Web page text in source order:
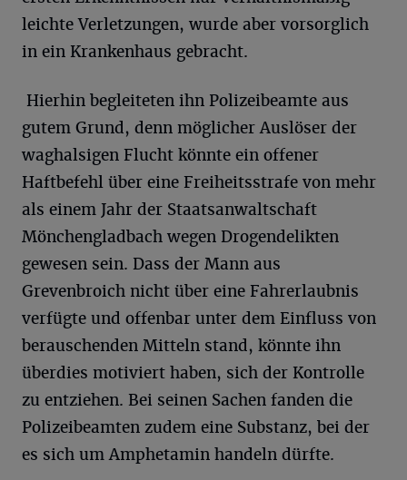
leichte Verletzungen, wurde aber vorsorglich
in ein Krankenhaus gebracht.
Hierhin begleiteten ihn Polizeibeamte aus
gutem Grund, denn möglicher Auslöser der
waghalsigen Flucht könnte ein offener
Haftbefehl über eine Freiheitsstrafe von mehr
als einem Jahr der Staatsanwaltschaft
Mönchengladbach wegen Drogendelikten
gewesen sein. Dass der Mann aus
Grevenbroich nicht über eine Fahrerlaubnis
verfügte und offenbar unter dem Einfluss von
berauschenden Mitteln stand, könnte ihn
überdies motiviert haben, sich der Kontrolle
zu entziehen. Bei seinen Sachen fanden die
Polizeibeamten zudem eine Substanz, bei der
es sich um Amphetamin handeln dürfte.